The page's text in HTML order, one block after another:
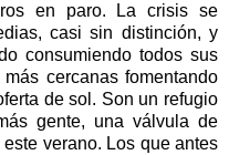
en paro. La crisis se
casi sin distinción, y
consumiendo todos sus
cercanas fomentando
de sol. Son un refugio
gente, una válvula de
verano. Los que antes